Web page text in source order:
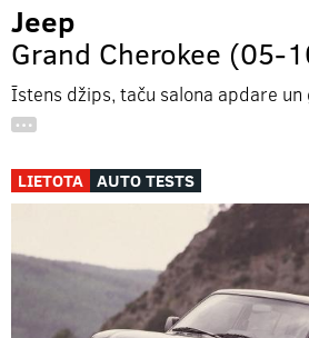
Jeep
Grand Cherokee (05-
Īstens džips, taču salona apdare
…
LIETOTA AUTO TESTS